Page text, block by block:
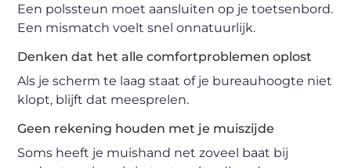
Een polssteun moet aansluiten op je toetsenbord.
Een mismatch voelt snel onnatuurlijk.
Denken dat het alle comfortproblemen oplost
Als je scherm te laag staat of je bureauhoogte niet
klopt, blijft dat meesprelen.
Geen rekening houden met je muiszijde
Soms heeft je muishand net zoveel baat bij